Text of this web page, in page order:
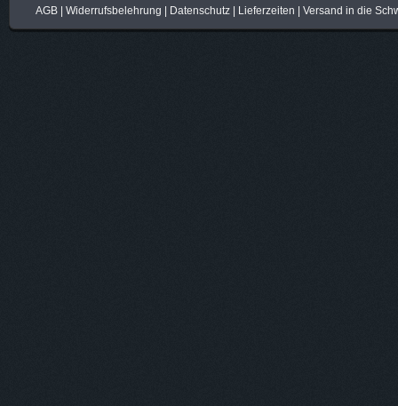
AGB| Widerrufsbelehrung | Datenschutz| Lieferzeiten | Versand in die